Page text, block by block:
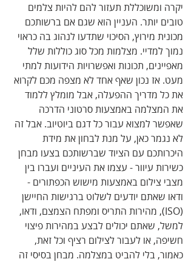
יקרה ומשוכללת תעזור להם להיות צלמים
טובים יותר. העניין הוא שגם אם ברשותכם
מכונית מירוץ, הסיכוי שתדעו לנהוג בה כראוי
נמוך למדיי. מצלמות מכל סוג כוללות שלל
מאפיינים, תכונות ואפשרויות הידועות למתי
מעט. אז נכון שאף אחד לא מצפה מכם לקרוא
את כל מדריך ההפעלה, אבל מומלץ ללמוד
את המצלמה באמצעות סרטוני הדרכה
שאפשר למצוא עבור כל דגם ביוטיוב. אבל זה
לא נגמר כאן, על מנת לבחון את מידת
היכרותכם עם הציוד שברשותכם בצעו מבחן
כשירות עיוור - עצמו את העיניים ועברו בין
מצבי צילום באמצעות מישוש הכפתורים -
ודאו שאתם יודעים לשלוט ברגישות החיישן
(ISO), מהירות התריס ומפתח הצמצם, ודאו,
למשל, שאתם יכולים לבצע במהירות פיצוי
חשיפה, או לעבור לצילום רציף וכל זאת,
כאמור, בלי להביט במצלמה. מבחן בסיסי זה